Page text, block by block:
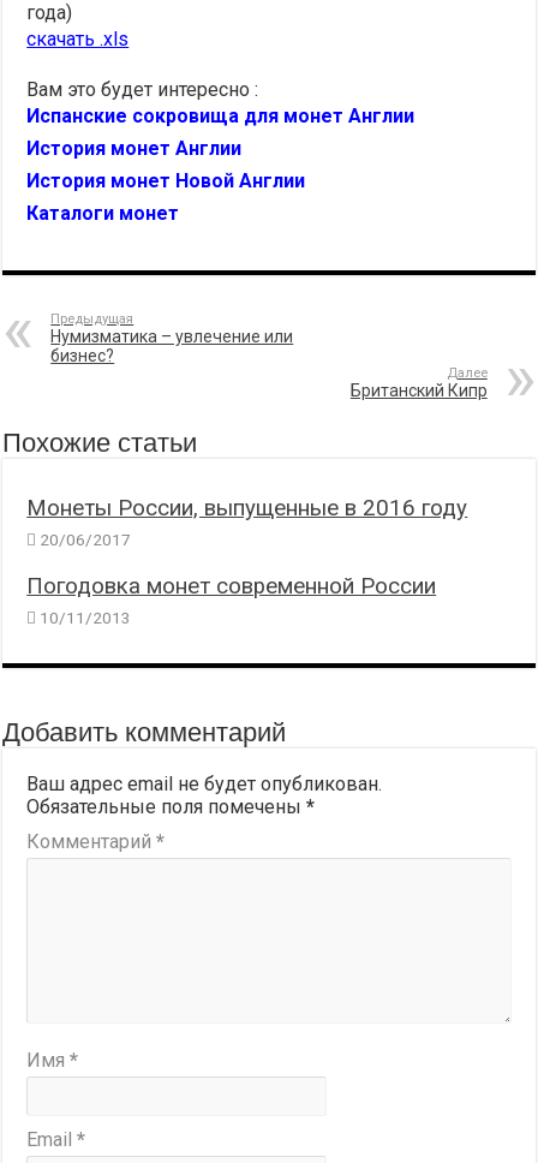
года)
скачать .xls
Вам это будет интересно :
Испанские сокровища для монет Англии
История монет Англии
История монет Новой Англии
Каталоги монет
Предыдущая
Нумизматика – увлечение или
бизнес?
Далее
Британский Кипр
Похожие статьи
Монеты России, выпущенные в 2016 году
20/06/2017
Погодовка монет современной России
10/11/2013
Добавить комментарий
Ваш адрес email не будет опубликован.
Обязательные поля помечены*
Комментарий*
Имя*
Email*